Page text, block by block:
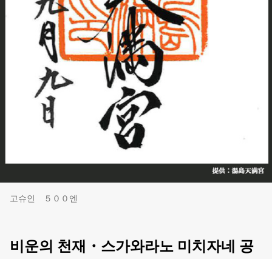
고슈인 ５００엔
비운의 천재・스가와라노 미치자네 공